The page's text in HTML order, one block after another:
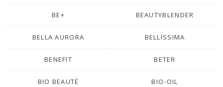
BE+ BEAUTYBLENDER
BELLA AURORA BELLISSIMA
BENEFIT BETER
BIO BEAUTÉ BIO-OIL